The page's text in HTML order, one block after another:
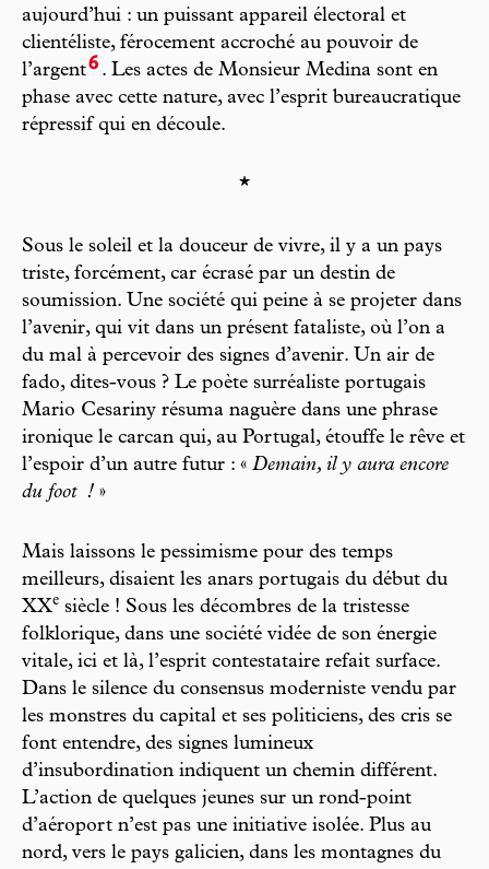
aujourd’hui : un puissant appareil électoral et
clientéliste, férocement accroché au pouvoir de
l’argent6 . Les actes de Monsieur Medina sont en
phase avec cette nature, avec l’esprit bureaucratique
répressif qui en découle.
*
Sous le soleil et la douceur de vivre, il y a un pays
triste, forcément, car écrasé par un destin de
soumission. Une société qui peine à se projeter dans
l’avenir, qui vit dans un présent fataliste, où l’on a
du mal à percevoir des signes d’avenir. Un air de
fado, dites-vous ? Le poète surréaliste portugais
Mario Cesariny résuma naguère dans une phrase
ironique le carcan qui, au Portugal, étouffe le rêve et
l’espoir d’un autre futur : « Demain, il y aura encore
du foot ! »
Mais laissons le pessimisme pour des temps
meilleurs, disaient les anars portugais du début du
XXe siècle ! Sous les décombres de la tristesse
folklorique, dans une société vidée de son énergie
vitale, ici et là, l’esprit contestataire refait surface.
Dans le silence du consensus moderniste vendu par
les monstres du capital et ses politiciens, des cris se
font entendre, des signes lumineux
d’insubordination indiquent un chemin différent.
L’action de quelques jeunes sur un rond-point
d’aéroport n’est pas une initiative isolée. Plus au
nord, vers le pays galicien, dans les montagnes du